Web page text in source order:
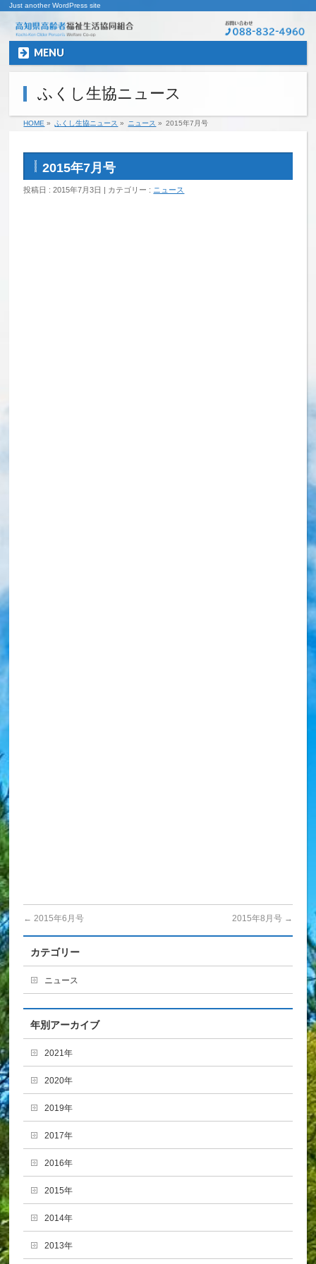
Just another WordPress site
MENU
ふくし生協ニュース
HOME » ふくし生協ニュース » ニュース » 2015年7月号
2015年7月号
投稿日 : 2015年7月3日 | カテゴリー : ニュース
← 2015年6月号 2015年8月号 →
カテゴリー
ニュース
年別アーカイブ
2021年
2020年
2019年
2017年
2016年
2015年
2014年
2013年